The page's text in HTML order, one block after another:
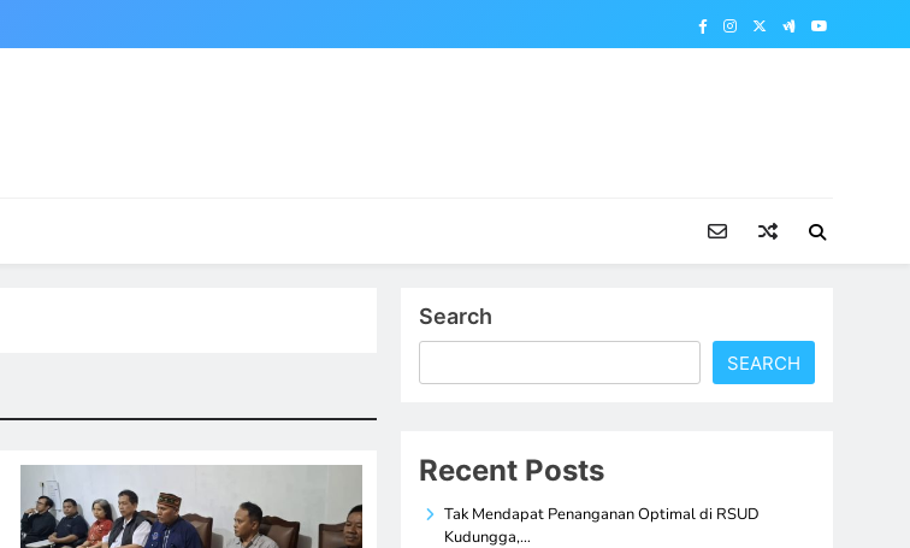
Search
SEARCH
Recent Posts
Tak Mendapat Penanganan Optimal di RSUD
Kudungga,…